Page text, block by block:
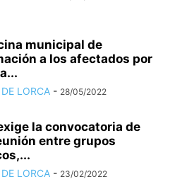
municipal de
a los afectados por
LORCA - 28/05/2022
la convocatoria de
entre grupos
LORCA - 23/02/2022